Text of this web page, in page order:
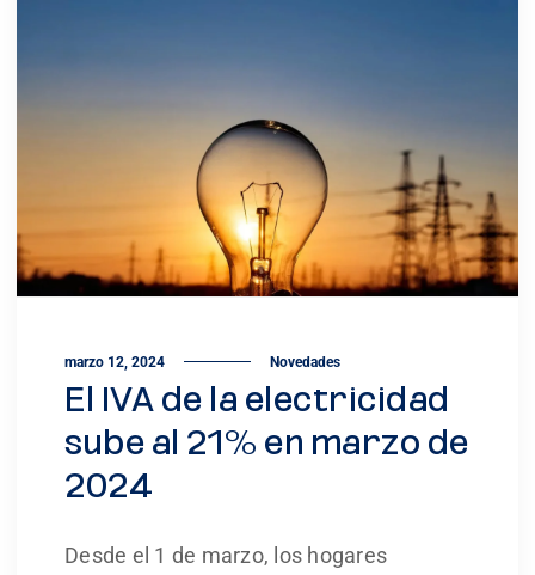
marzo 12, 2024 Novedades
El IVA de la electricidad
sube al 21% en marzo de
2024
Desde el 1 de marzo, los hogares